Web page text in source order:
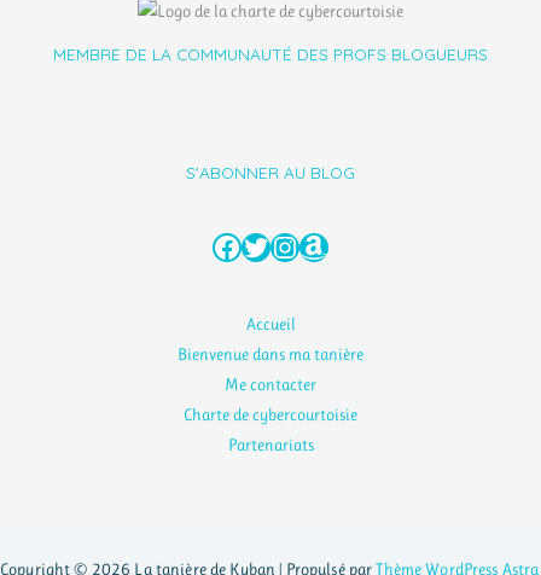
MEMBRE DE LA COMMUNAUTÉ DES PROFS BLOGUEURS
S'ABONNER AU BLOG
Facebook
Twitter
Instagram
Amazon
Accueil
Bienvenue dans ma tanière
Me contacter
Charte de cybercourtoisie
Partenariats
Copyright © 2026 La tanière de Kyban | Propulsé parThème WordPress Astra